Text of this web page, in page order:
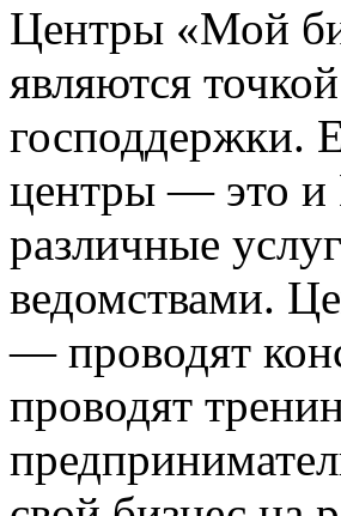
Центры «Мой
являются
господдержки.
центры — это и
различные
ведомствами.
— проводят
проводят